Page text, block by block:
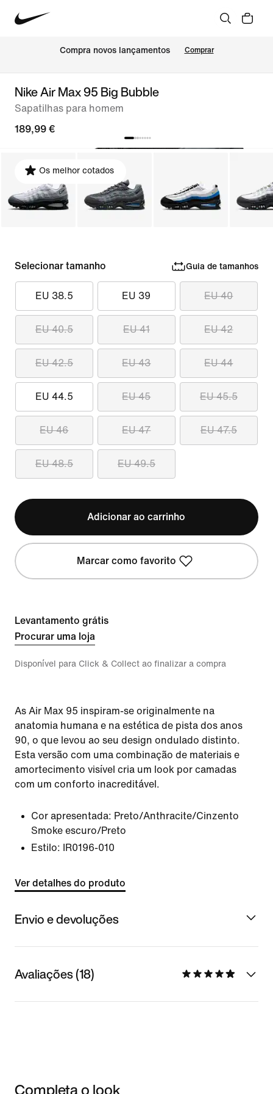
Compra novos lançamentos Comprar
Nike Air Max 95 Big Bubble
Sapatilhas para homem
189,99 €
Os melhor cotados
Selecionar tamanho Guia de tamanhos
EU 38.5 EU 39 EU 40
EU 40.5 EU 41 EU 42
EU 42.5 EU 43 EU 44
EU 44.5 EU 45 EU 45.5
EU 46 EU 47 EU 47.5
EU 48.5 EU 49.5
Adicionar ao carrinho
Marcar como favorito
Levantamento grátis
Procurar uma loja
Disponível para Click & Collect ao finalizar a compra
As Air Max 95 inspiram-se originalmente na
anatomia humana e na estética de pista dos anos
90, o que levou ao seu design ondulado distinto.
Esta versão com uma combinação de materiais e
amortecimento visível cria um look por camadas
com um conforto inacreditável.
Cor apresentada: Preto/Anthracite/Cinzento
Smoke escuro/Preto
Estilo:
IR0196-010
Ver detalhes do produto
Envio e devoluções
Avaliações (18)
Completa o look